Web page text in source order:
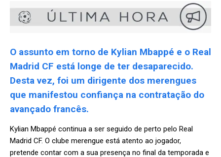
O assunto em torno de Kylian Mbappé e o Real
Madrid CF está longe de ter desaparecido.
Desta vez, foi um dirigente dos merengues
que manifestou confiança na contratação do
avançado francês.
Kylian Mbappé continua a ser seguido de perto pelo Real
Madrid CF. O clube merengue está atento ao jogador,
pretende contar com a sua presença no final da temporada e